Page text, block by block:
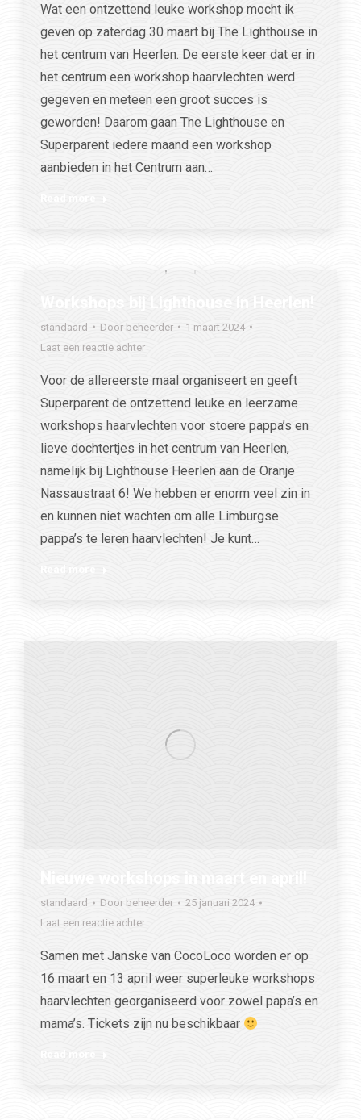
Wat een ontzettend leuke workshop mocht ik
geven op zaterdag 30 maart bij The Lighthouse in
het centrum van Heerlen. De eerste keer dat er in
het centrum een workshop haarvlechten werd
gegeven en meteen een groot succes is
geworden! Daarom gaan The Lighthouse en
Superparent iedere maand een workshop
aanbieden in het Centrum aan…
standaard Door beheerder
1 maart 2024
Laat een reactie achter
Voor de allereerste maal organiseert en geeft
Superparent de ontzettend leuke en leerzame
workshops haarvlechten voor stoere pappa’s en
lieve dochtertjes in het centrum van Heerlen,
namelijk bij Lighthouse Heerlen aan de Oranje
Nassaustraat 6! We hebben er enorm veel zin in
en kunnen niet wachten om alle Limburgse
pappa’s te leren haarvlechten! Je kunt…
standaard Door beheerder
25 januari 2024
Laat een reactie achter
Samen met Janske van CocoLoco worden er op
16 maart en 13 april weer superleuke workshops
haarvlechten georganiseerd voor zowel papa’s en
mama’s. Tickets zijn nu beschikbaar